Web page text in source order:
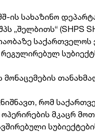
ის სახაზინო
„შელბითს“ (SHPS
საქართველოს
რეგულირებულ
მონაცემების
რომ
მკაცრ